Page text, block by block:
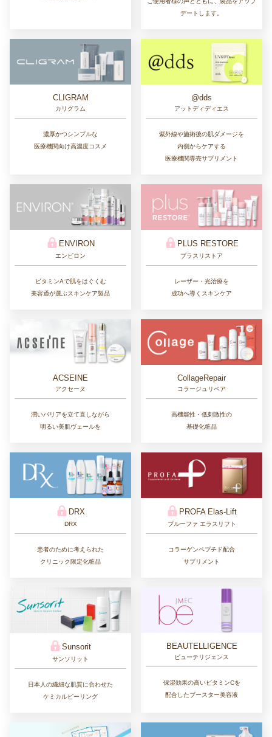
デートします。
CLIGRAM
カリグラム
濃厚かつシンプルな
医療機関向け高濃度コスメ
@dds
アットディディエス
紫外線や施術後の肌ダメージを
内側からケアする
医療機関専売サプリメント
ENVIRON
エンビロン
ビタミンAで肌をはぐくむ
美容通が選ぶスキンケア製品
PLUS RESTORE
プラスリストア
レーザー・光治療を
成功へ導くスキンケア
ACSEINE
アクセーヌ
潤いバリアを立て直しながら
明るい美肌ヴェールを
CollageRepair
コラージュリペア
高機能性・低刺激性の
基礎化粧品
DRX
DRX
患者のために考えられた
クリニック限定化粧品
PROFA Elas-Lift
プルーファ エラスリフト
コラーゲンペプチド配合
サプリメント
Sunsorit
サンソリット
日本人の繊細な肌質に合わせた
ケミカルピーリング
BEAUTELLIGENCE
ビューテリジェンス
保湿効果の高いビタミンCを
配合したブースター美容液